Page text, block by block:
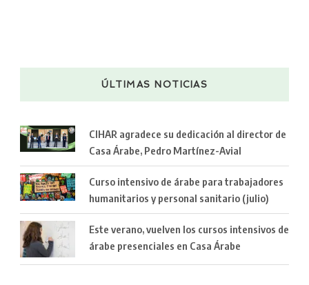
ÚLTIMAS NOTICIAS
CIHAR agradece su dedicación al director de
Casa Árabe, Pedro Martínez-Avial
Curso intensivo de árabe para trabajadores
humanitarios y personal sanitario (julio)
Este verano, vuelven los cursos intensivos de
árabe presenciales en Casa Árabe